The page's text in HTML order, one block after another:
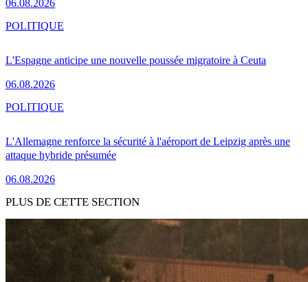
06.08.2026
L'Espagne anticipe une nouvelle poussée migratoire à Ceuta
06.08.2026
POLITIQUE
L'Allemagne renforce la sécurité à l'aéroport de Leipzig après une
attaque hybride présumée
06.08.2026
POLITIQUE
PLUS DE CETTE SECTION